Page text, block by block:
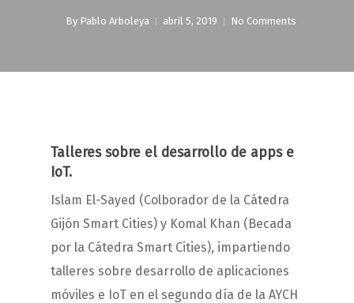
By Pablo Arboleya abril 5, 2019 No Comments
Talleres sobre el desarrollo de apps e
IoT.
Islam El-Sayed (Colborador de la Cátedra
Gijón Smart Cities) y Komal Khan (Becada
por la Cátedra Smart Cities), impartiendo
talleres sobre desarrollo de aplicaciones
móviles e IoT en el segundo día de la AYCH